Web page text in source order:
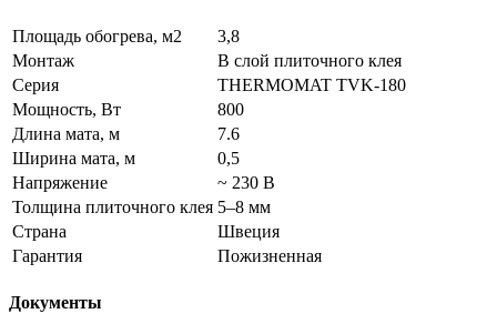
Площадь обогрева, м2
3,8
Монтаж
В слой плиточного клея
Серия
THERMOMAT TVK-180
Мощность, Вт
800
Длина мата, м
7.6
Ширина мата, м
0,5
Напряжение
~ 230 В
Толщина плиточного клея 5–8 мм
Страна
Швеция
Гарантия
Пожизненная
Документы